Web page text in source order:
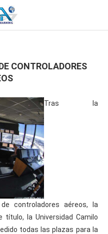
CONTROLADORES
Tras la
controladores aéreos, la
la Universidad Camilo
todas las plazas para la